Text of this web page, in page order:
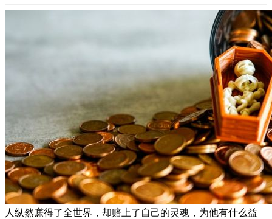
人纵然赚得了全世界，却赔上了自己的灵魂，为他有什么益